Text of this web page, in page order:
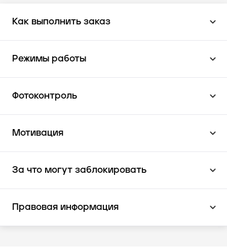
Как выполнить заказ
Режимы работы
Фотоконтроль
Мотивация
За что могут заблокировать
Правовая информация